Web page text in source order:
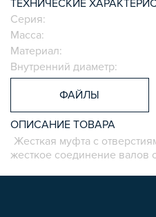
ВНУТРЕННИЕ УГЛОВЫЕ
2-Х И 3-Х СТОРОННИЕ
АДДИТИВНЫЕ ТОВАРЫ
АЛЮМИНИЕВЫЕ СИСТЕМЫ
ОБЩЕСТРОИТЕЛЬНЫЙ
ПОДШИПНИКИ
ТЕХНИЧЕСКИЕ
Серия:
Масса:
Материал:
Внутренний диаметр:
ФАЙЛЫ
ОПИСАНИЕ ТОВАРА
Жесткая муфта с отверстиями 5/5 мм обеспечивает
жесткое соединение валов